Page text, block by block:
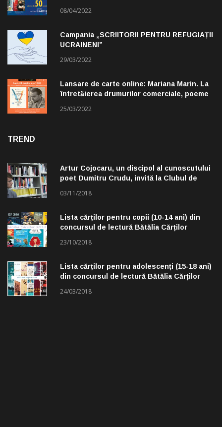
08/04/2022
Campania „SCRIITORII PENTRU REFUGIAȚII
UCRAINENI”
29/03/2022
Lansare de carte online: Mariana Marin. La
întretăierea drumurilor comerciale, poeme
25/03/2022
TREND
Artur Cojocaru, un discipol al cunoscutului
poet Dumitru Crudu, invită la Clubul de
03/11/2018
Lista cărților pentru copii (10-14 ani) din
concursul de lectură Bătălia Cărților
23/10/2018
Lista cărților pentru adolescenți (15-18 ani)
din concursul de lectură Bătălia Cărților
24/03/2018